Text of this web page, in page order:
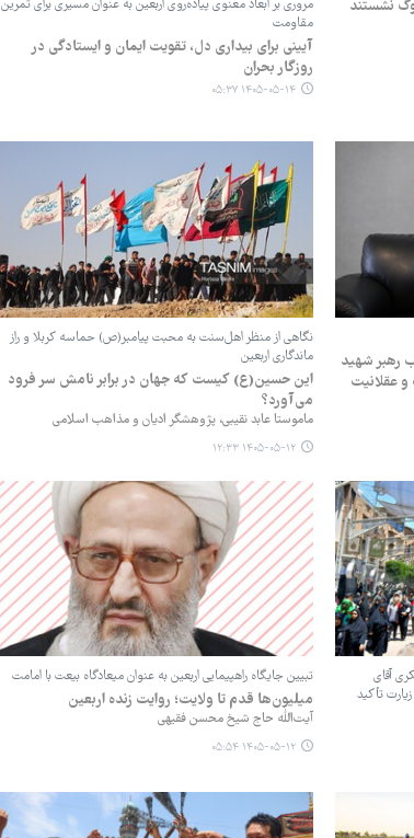
نشستند
مروری بر ابعاد معنوی پیاده‌روی اربعین به عنوان مسیری برای تمرین
مقاومت
آیینی برای بیداری دل، تقویت ایمان و ایستادگی در
روزگار بحران
۱۴۰۵-۰۵-۱۴ ۰۵:۳۷
رهبر شهید
عقلانیت
نگاهی از منظر اهل‌سنت به محبت پیامبر(ص) حماسه کربلا و راز
ماندگاری اربعین
این حسین(ع) کیست که جهان در برابر نامش سر فرود
می‌آورد؟
ماموستا عابد نقیبی، پژوهشگر ادیان و مذاهب اسلامی
۱۴۰۵-۰۵-۱۲ ۱۲:۳۳
آقای
زیارت تأکید
تبیین جایگاه راهپیمایی اربعین به عنوان میعادگاه بیعت با امامت
میلیون‌ها قدم تا ولایت؛ روایت زنده اربعین
آیت‌الله حاج شیخ محسن فقیهی
۱۴۰۵-۰۵-۱۲ ۰۵:۵۴